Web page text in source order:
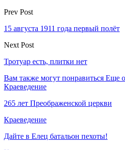
Prev Post
15 августа 1911 года первый полёт
Next Post
Тротуар есть, плитки нет
Вам также могут понравиться Еще
Краеведение
265 лет Преображенской церкви
Краеведение
Дайте в Елец батальон пехоты!